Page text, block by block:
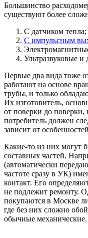
Большинство
существуют более
С датчиком тепла;
С импульсным
Ультразвуковые и
Первые два вида тоже
работают на основе
трубы, и только
Их изготовитель,
от поверки до поверки,
потребитель должен
зависит от
Какие-то из них могут
составных частей.
(автоматически
частоте сразу в УК)
контакт. Его
не подлежит ремонту.
покупаются в Москве
где без них сложно
обычные механические.